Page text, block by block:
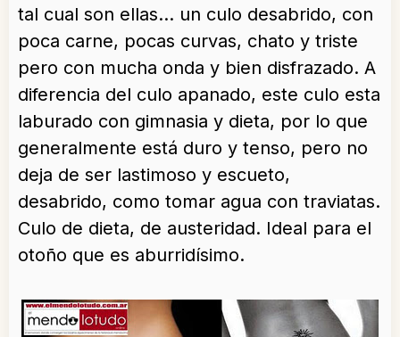
tal cual son ellas… un culo desabrido, con
poca carne, pocas curvas, chato y triste
pero con mucha onda y bien disfrazado. A
diferencia del culo apanado, este culo esta
laburado con gimnasia y dieta, por lo que
generalmente está duro y tenso, pero no
deja de ser lastimoso y escueto,
desabrido, como tomar agua con traviatas.
Culo de dieta, de austeridad. Ideal para el
otoño que es aburridísimo.